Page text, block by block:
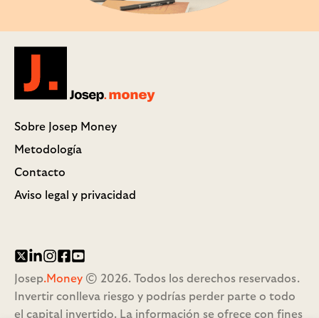
Sobre Josep Money
Metodología
Contacto
Aviso legal y privacidad
Twitter/X
LinkedIn
Instagram
Facebook
YouTube
Josep.Money © 2026. Todos los derechos reservados.
Invertir conlleva riesgo y podrías perder parte o todo
el capital invertido. La información se ofrece con fines